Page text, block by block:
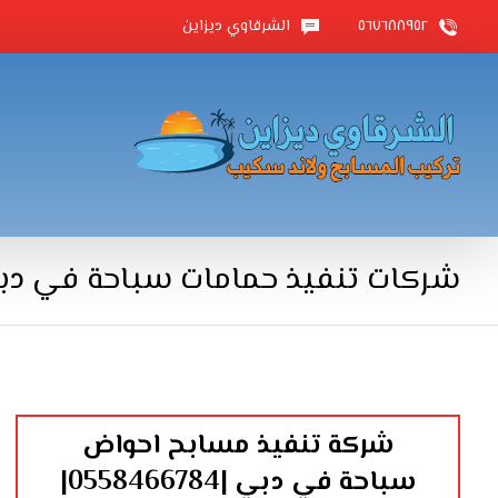
٥٦٧٦٨٨٩٥٢ الشرقاوي ديزاين
شركات تنفيذ حمامات سباحة في
شركة تنفيذ مسابح احواض
سباحة في دبي |0558466784|